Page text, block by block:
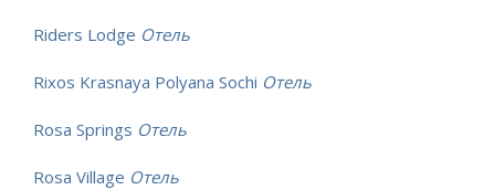
Riders Lodge Отель
Rixos Krasnaya Polyana Sochi Отель
Rosa Springs Отель
Rosa Village Отель